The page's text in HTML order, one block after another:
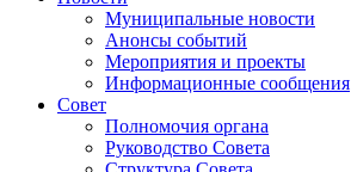
Муниципальные новости
Анонсы событий
Мероприятия и проекты
Информационные сообщения
Совет
Полномочия органа
Руководство Совета